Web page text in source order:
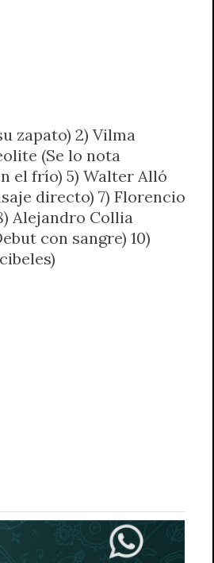
zapato) 2) Vilma
(Se lo nota
el frío) 5) Walter Alló
directo) 7) Florencio
Alejandro Collia
con sangre) 10)